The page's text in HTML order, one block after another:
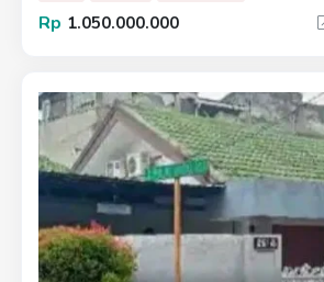
Rp 1.050.000.000